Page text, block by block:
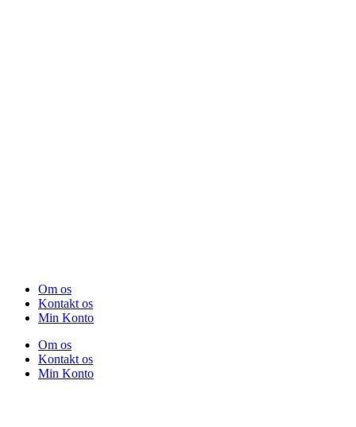
Om os
Kontakt os
Min Konto
Om os
Kontakt os
Min Konto